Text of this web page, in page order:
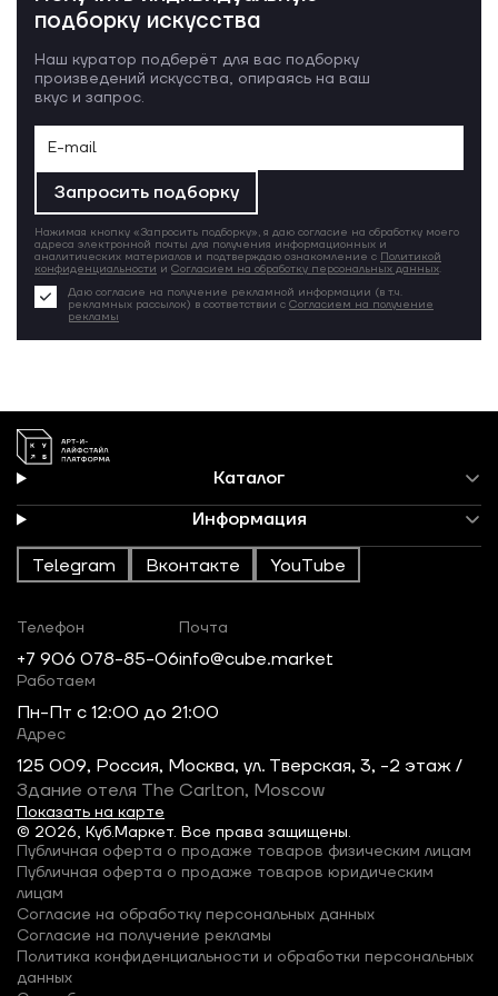
подборку искусства
Наш куратор подберёт для вас подборку
произведений искусства, опираясь на ваш
вкус и запрос.
Запросить подборку
Нажимая кнопку «Запросить подборку», я даю согласие на обработку моего
адреса электронной почты для получения информационных и
аналитических материалов и подтверждаю ознакомление с Политикой
конфиденциальности и Согласием на обработку персональных данных.
Даю согласие на получение рекламной информации (в т.ч.
рекламных рассылок) в соответствии с Согласием на получение
рекламы
Каталог
Информация
Telegram Вконтакте YouTube
© 2026, Куб.Маркет. Все права защищены.
Телефон
+7 906 078-85-06
Почта
info@cube.market
Работаем
Пн-Пт c 12:00 до 21:00
Адрес
125 009, Россия, Москва, ул. Тверская, 3, -2 этаж /
Здание отеля The Carlton, Moscow
Показать на карте
Публичная оферта о продаже товаров физическим лицам
Публичная оферта о продаже товаров юридическим
лицам
Согласие на обработку персональных данных
Согласие на получение рекламы
Политика конфиденциальности и обработки персональных
данных